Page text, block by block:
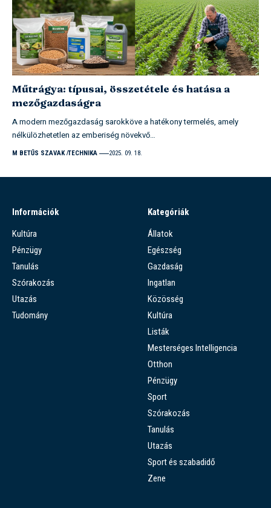
Műtrágya: típusai, összetétele és hatása a
mezőgazdaságra
A modern mezőgazdaság sarokköve a hatékony termelés, amely
nélkülözhetetlen az emberiség növekvő…
M BETŰS SZAVAK TECHNIKA 2025. 09. 18.
Információk
Kultúra
Pénzügy
Tanulás
Szórakozás
Utazás
Tudomány
Kategóriák
Állatok
Egészség
Gazdaság
Ingatlan
Közösség
Kultúra
Listák
Mesterséges Intelligencia
Otthon
Pénzügy
Sport
Szórakozás
Tanulás
Utazás
Sport és szabadidő
Zene